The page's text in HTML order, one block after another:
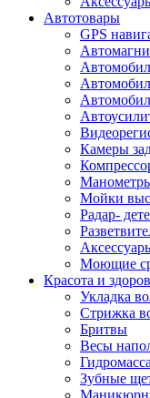
Автотовары
GPS
Камеры
Мойки
Радар-
Моющие
Красота и
Укладка
Стрижка
Бритвы
Весы
Зубные